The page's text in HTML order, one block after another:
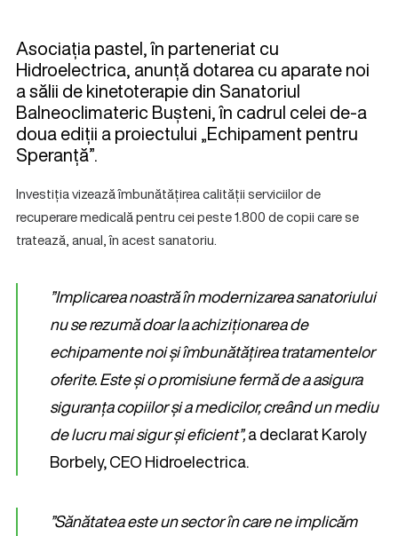
Asociația pastel, în parteneriat cu
Hidroelectrica, anunță dotarea cu aparate noi
a sălii de kinetoterapie din Sanatoriul
Balneoclimateric Bușteni, în cadrul celei de-a
doua ediții a proiectului „Echipament pentru
Speranță”.
Investiția vizează îmbunătățirea calității serviciilor de
recuperare medicală pentru cei peste 1.800 de copii care se
tratează, anual, în acest sanatoriu.
”Implicarea noastră în modernizarea sanatoriului
nu se rezumă doar la achiziționarea de
echipamente noi și îmbunătățirea tratamentelor
oferite. Este și o promisiune fermă de a asigura
siguranța copiilor și a medicilor, creând un mediu
de lucru mai sigur și eficient”,a declarat Karoly
Borbely, CEO Hidroelectrica.
”Sănătatea este un sector în care ne implicăm